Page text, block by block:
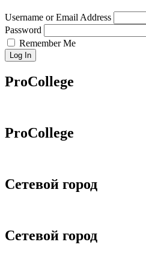
Username or Email Address
Password
Remember Me
Log In
ProCollege
ProCollege
Сетевой город
Сетевой город